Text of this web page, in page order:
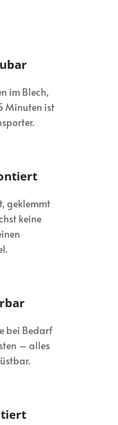
im Blech,
Minuten ist
geklemmt
keine
bei Bedarf
– alles